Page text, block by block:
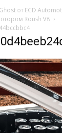
от ECD
Roush V8